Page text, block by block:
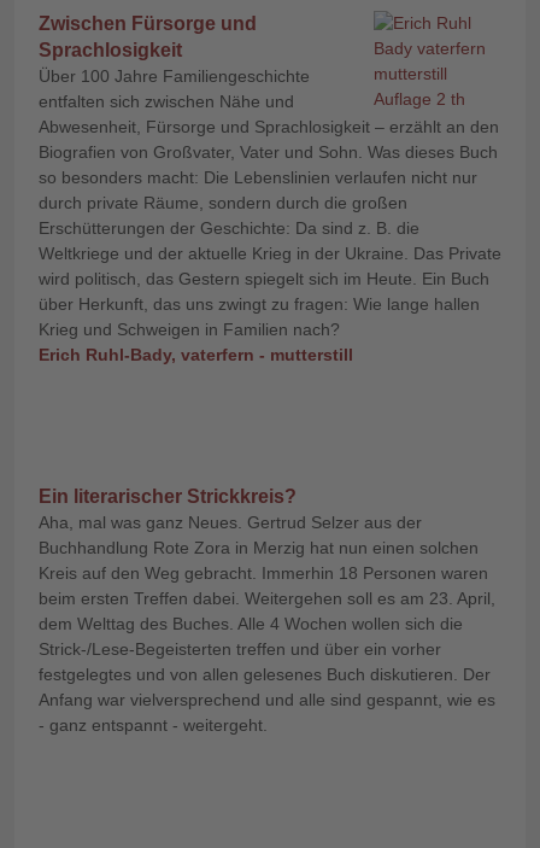
Zwischen Fürsorge und
Sprachlosigkeit
Über 100 Jahre Familiengeschichte
entfalten sich zwischen Nähe und
Abwesenheit, Fürsorge und Sprachlosigkeit – erzählt an den
Biografien von Großvater, Vater und Sohn. Was dieses Buch
so besonders macht: Die Lebenslinien verlaufen nicht nur
durch private Räume, sondern durch die großen
Erschütterungen der Geschichte: Da sind z. B. die
Weltkriege und der aktuelle Krieg in der Ukraine. Das Private
wird politisch, das Gestern spiegelt sich im Heute. Ein Buch
über Herkunft, das uns zwingt zu fragen: Wie lange hallen
Krieg und Schweigen in Familien nach?
Erich Ruhl-Bady, vaterfern - mutterstill
Ein literarischer Strickkreis?
Aha, mal was ganz Neues. Gertrud Selzer aus der
Buchhandlung Rote Zora in Merzig hat nun einen solchen
Kreis auf den Weg gebracht. Immerhin 18 Personen waren
beim ersten Treffen dabei. Weitergehen soll es am 23. April,
dem Welttag des Buches. Alle 4 Wochen wollen sich die
Strick-/Lese-Begeisterten treffen und über ein vorher
festgelegtes und von allen gelesenes Buch diskutieren. Der
Anfang war vielversprechend und alle sind gespannt, wie es
- ganz entspannt - weitergeht.